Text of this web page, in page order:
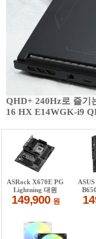
QHD+ 240Hz로 즐기
16 HX E14WGK-i9